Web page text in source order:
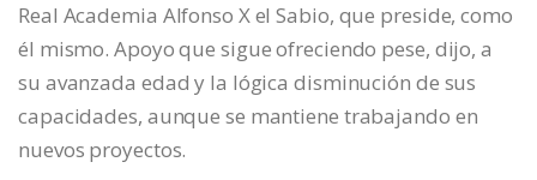
Real Academia Alfonso X el Sabio, que preside, como
él mismo. Apoyo que sigue ofreciendo pese, dijo, a
su avanzada edad y la lógica disminución de sus
capacidades, aunque se mantiene trabajando en
nuevos proyectos.